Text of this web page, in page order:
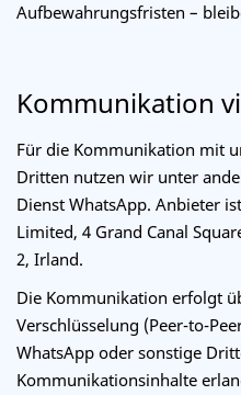
Aufbewahrungsfristen –
Kommunikation
Für die Kommunikation mit
Dritten nutzen wir unter
Dienst WhatsApp. Anbieter
Limited, 4 Grand Canal
2, Irland.
Die Kommunikation erfolgt
Verschlüsselung (Peer-to-
WhatsApp oder sonstige
Kommunikationsinhalte